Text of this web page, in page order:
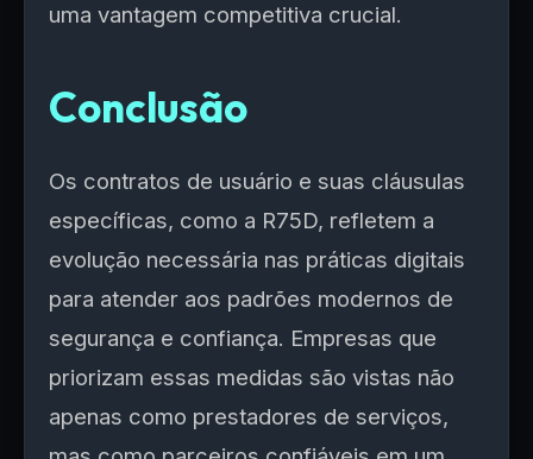
uma vantagem competitiva crucial.
Conclusão
Os contratos de usuário e suas cláusulas
específicas, como a R75D, refletem a
evolução necessária nas práticas digitais
para atender aos padrões modernos de
segurança e confiança. Empresas que
priorizam essas medidas são vistas não
apenas como prestadores de serviços,